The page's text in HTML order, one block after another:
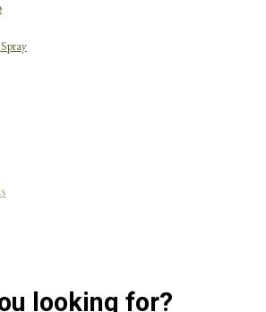
looking for?